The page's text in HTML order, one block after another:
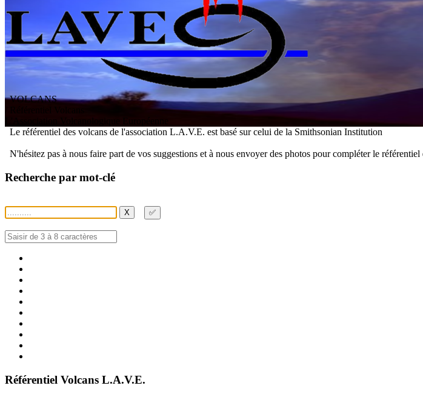
VOLCANS
olcanologique
Le référentiel des volcans de l'association L.A.V.E. est basé sur celui de la Smithsonian Institution
N'hésitez pas à nous faire part de vos suggestions et à nous envoyer des photos pour compléter le
Recherche par mot-clé
X ✅
Référentiel Volcans L.A.V.E.